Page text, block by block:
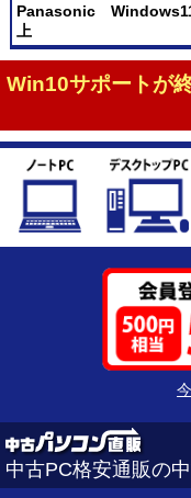
Panasonic
上
Win10サポートが
中古PC格安通販の